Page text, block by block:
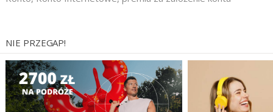
NIE PRZEGAP!